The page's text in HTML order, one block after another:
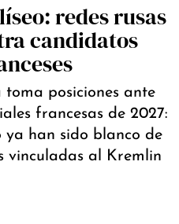
redes rusas
candidatos
posiciones ante
francesas de 2027:
ya han sido blanco de
vinculadas al Kremlin